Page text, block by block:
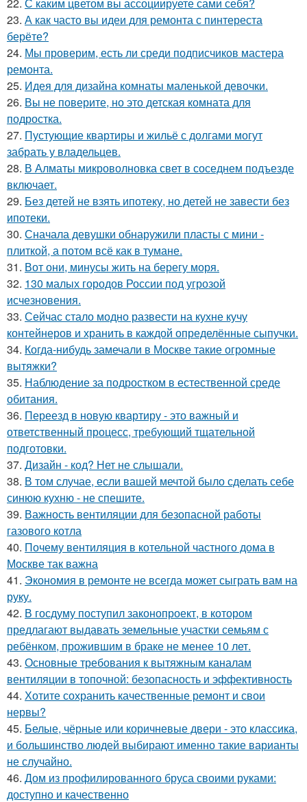
23. А как часто вы идеи для ремонта с пинтереста
берёте?
24. Мы проверим, есть ли среди подписчиков мастера
ремонта.
25. Идея для дизайна комнаты маленькой девочки.
26. Вы не поверите, но это детская комната для
подростка.
27. Пустующие квартиры и жильё с долгами могут
забрать у владельцев.
28. В Алматы микроволновка свет в соседнем подъезде
включает.
29. Без детей не взять ипотеку, но детей не завести без
ипотеки.
30. Сначала девушки обнаружили пласты с мини -
плиткой, а потом всё как в тумане.
31. Вот они, минусы жить на берегу моря.
32. 130 малых городов России под угрозой
исчезновения.
33. Сейчас стало модно развести на кухне кучу
контейнеров и хранить в каждой определённые сыпучки.
34. Когда-нибудь замечали в Москве такие огромные
вытяжки?
35. Наблюдение за подростком в естественной среде
обитания.
36. Переезд в новую квартиру - это важный и
ответственный процесс, требующий тщательной
подготовки.
37. Дизайн - код? Нет не слышали.
38. В том случае, если вашей мечтой было сделать себе
синюю кухню - не спешите.
39. Важность вентиляции для безопасной работы
газового котла
40. Почему вентиляция в котельной частного дома в
Москве так важна
41. Экономия в ремонте не всегда может сыграть вам на
руку.
42. В госдуму поступил законопроект, в котором
предлагают выдавать земельные участки семьям с
ребёнком, прожившим в браке не менее 10 лет.
43. Основные требования к вытяжным каналам
вентиляции в топочной: безопасность и эффективность
44. Хотите сохранить качественные ремонт и свои
нервы?
45. Белые, чёрные или коричневые двери - это классика,
и большинство людей выбирают именно такие варианты
не случайно.
46. Дом из профилированного бруса своими руками:
доступно и качественно